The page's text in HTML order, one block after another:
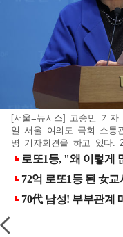
[서울=뉴시스] 고승민 기
일 서울 여의도 국회 소통
명 기자회견을 하고 있다.